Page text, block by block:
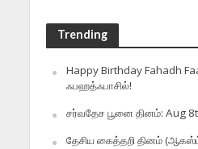
Trending
Happy Birthday Fahadh
ஃபஹத்ஃபாசில்!
சர்வதேச பூனை தினம்: Aug
தேசிய கைத்தறி தினம்